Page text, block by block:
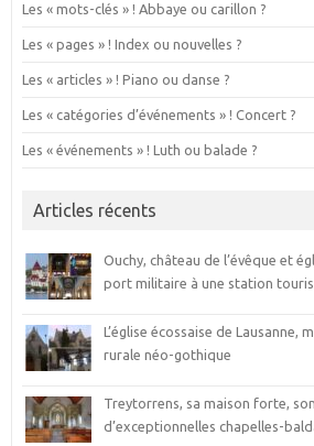
Les « mots-clés » ! Abbaye ou carillon ?
Les « pages » ! Index ou nouvelles ?
Les « articles » ! Piano ou danse ?
Les « catégories d’événements » ! Concert ?
Les « événements » ! Luth ou balade ?
Articles récents
Ouchy, château de l’évêque et
port militaire à une station
L’église écossaise de Lausanne,
rurale néo-gothique
Treytorrens, sa maison forte,
d’exceptionnelles chapelles-